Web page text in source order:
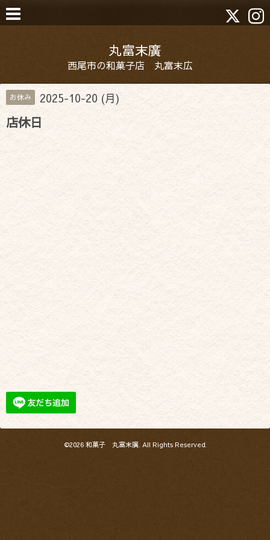
丸富末廣
西尾市の和菓子店 丸富末広
お休み 2025-10-20 (月)
店休日
©2026 和菓子 丸富末廣. All Rights Reserved.